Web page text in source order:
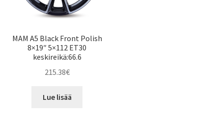
MAM A5 Black Front Polish
8×19″ 5×112 ET30
keskireikä:66.6
215.38€
Lue lisää